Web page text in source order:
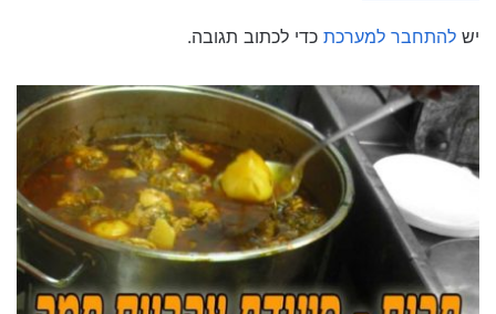
יש להתחבר למערכת כדי לכתוב תגובה.